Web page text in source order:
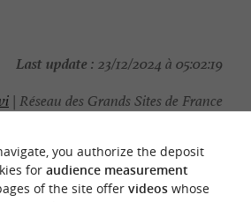
Last update : 23/12/2024 à 05:02:19
| Réseau des Grands Sites de France
you authorize the deposit
for audience measurement
of the site offer videoswhose